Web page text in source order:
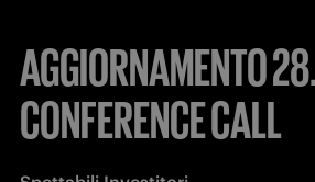
AGGIORNAMENTO
CONFERENCE CALL